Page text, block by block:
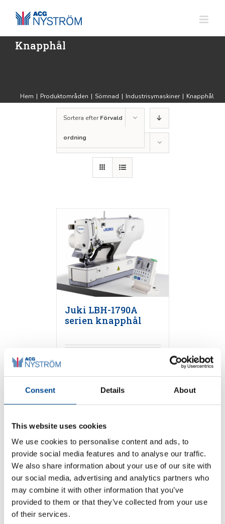
Consent Details About
This website uses cookies
We use cookies to personalise content and ads, to
provide social media features and to analyse our traffic.
We also share information about your use of our site with
our social media, advertising and analytics partners who
may combine it with other information that you’ve
provided to them or that they’ve collected from your use
of their services.
innehållet
Knapphål
Hem | Produktområden | Sömnad | Industrisymaskiner | Knapphål
Sortera efterFörvald
ordning
24 produkter
Juki LBH-1790A
serien knapphål
Juki MB-1370 serien